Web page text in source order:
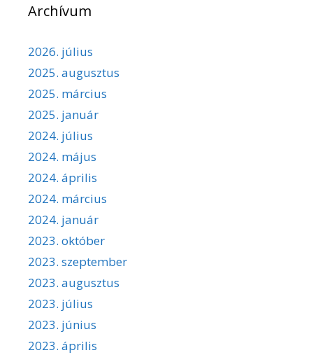
Archívum
2026. július
2025. augusztus
2025. március
2025. január
2024. július
2024. május
2024. április
2024. március
2024. január
2023. október
2023. szeptember
2023. augusztus
2023. július
2023. június
2023. április